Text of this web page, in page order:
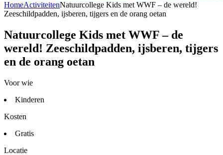
HomeActiviteitenNatuurcollege Kids met WWF – de wereld!
Zeeschildpadden, ijsberen, tijgers en de orang oetan
Natuurcollege Kids met WWF – de
wereld! Zeeschildpadden, ijsberen, tijgers
en de orang oetan
Voor wie
Kinderen
Kosten
Gratis
Locatie